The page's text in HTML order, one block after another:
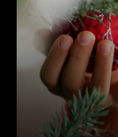
Produkte
Nachrichten
Herunterladen
Mehr